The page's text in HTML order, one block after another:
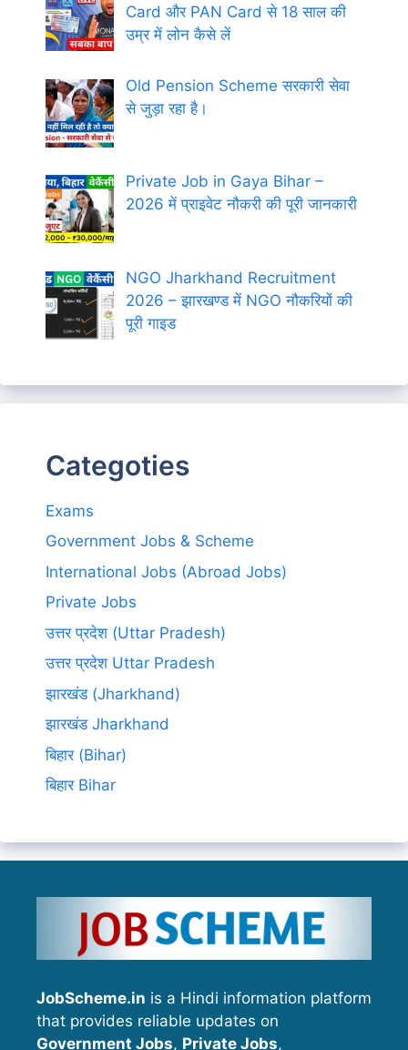
Card और PAN Card से 18 साल की
उम्र में लोन कैसे लें
Old Pension Scheme सरकारी सेवा
से जुड़ा रहा है।
Private Job in Gaya Bihar –
2026 में प्राइवेट नौकरी की पूरी जानकारी
NGO Jharkhand Recruitment
2026 – झारखण्ड में NGO नौकरियों की
पूरी गाइड
Categoties
Exams
Government Jobs & Scheme
International Jobs (Abroad Jobs)
Private Jobs
उत्तर प्रदेश (Uttar Pradesh)
उत्तर प्रदेश Uttar Pradesh
झारखंड (Jharkhand)
झारखंड Jharkhand
बिहार (Bihar)
बिहार Bihar
JobScheme.in is a Hindi information platform
that provides reliable updates on
Government Jobs, Private Jobs,